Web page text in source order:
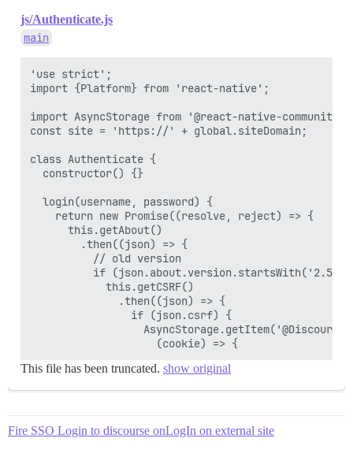
js/Authenticate.js
main
'use strict';
import {Platform} from 'react-native';
import AsyncStorage from '@react-native-
const site = 'https://' + global.siteDomain;
class Authenticate {
  constructor() {}
  login(username, password) {
    return new Promise((resolve, reject) => {
      this.getAbout()
        .then((json) => {
          // old version
if
            this.getCSRF()
              .then((json) => {
                if (json.csrf) {
This file has been truncated. show original
Fire SSO Login to discourse onLogIn on external site